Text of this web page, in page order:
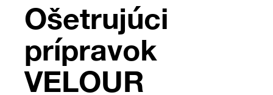
Ošetrujúci
prípravok
VELOUR